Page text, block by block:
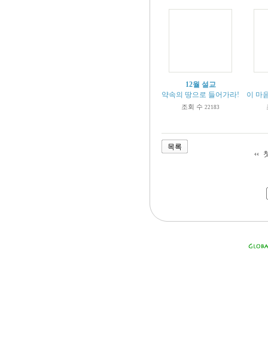
12월 설교
약속의 땅으로 들어가라! (수1:1-
조회 수 22183
이 마
목록